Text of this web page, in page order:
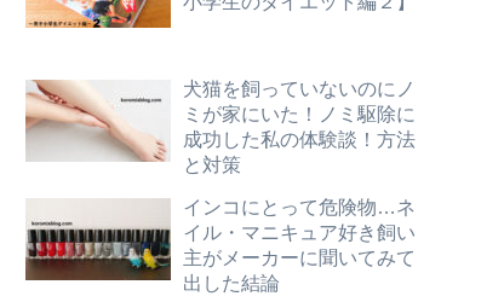
犬猫を飼っていないのにノ
ミが家にいた！ノミ駆除に
成功した私の体験談！方法
と対策
インコにとって危険物…ネ
イル・マニキュア好き飼い
主がメーカーに聞いてみて
出した結論